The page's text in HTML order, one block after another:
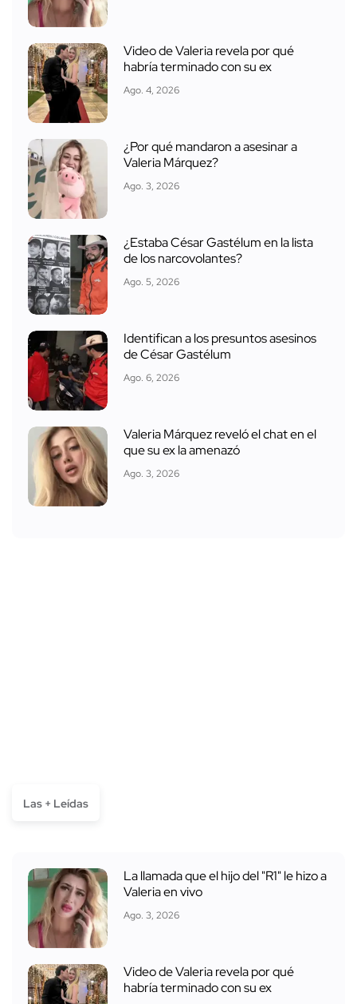
Video de Valeria revela por qué
habría terminado con su ex
Ago. 4, 2026
¿Por qué mandaron a asesinar a
Valeria Márquez?
Ago. 3, 2026
¿Estaba César Gastélum en la lista
de los narcovolantes?
Ago. 5, 2026
Identifican a los presuntos asesinos
de César Gastélum
Ago. 6, 2026
Valeria Márquez reveló el chat en el
que su ex la amenazó
Ago. 3, 2026
Las + Leídas
La llamada que el hijo del "R1" le hizo a
Valeria en vivo
Ago. 3, 2026
Video de Valeria revela por qué
habría terminado con su ex